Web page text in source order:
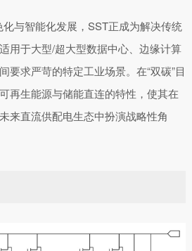
与智能化发展，SST正成为解决传统
用于大型/超大型数据中心、边缘计算
要求严苛的特定工业场景。在“双碳”目
再生能源与储能直连的特性，使其在
来直流供配电生态中扮演战略性角